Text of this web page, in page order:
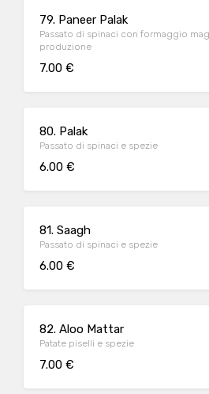
79. Paneer Palak
Passato di spinaci con formaggio
produzione
7.00 €
80. Palak
Passato di spinaci e spezie
6.00 €
81. Saagh
Passato di spinaci e spezie
6.00 €
82. Aloo Mattar
Patate piselli e spezie
7.00 €